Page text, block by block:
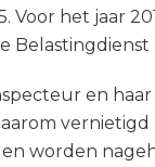
Voor het jaar
en
worden